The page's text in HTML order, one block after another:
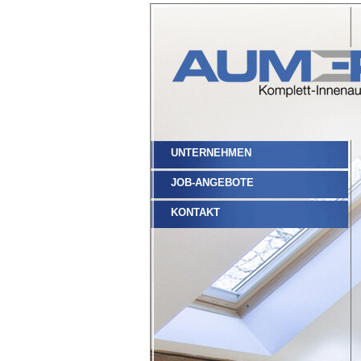
UNTERNEHMEN
JOB-ANGEBOTE
KONTAKT